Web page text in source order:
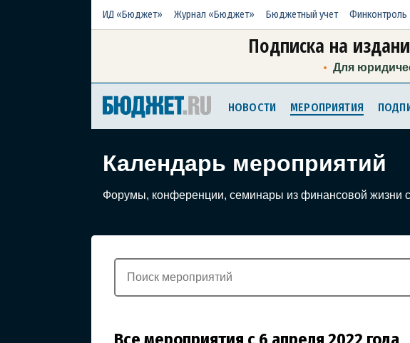
ИД «Бюджет» Журнал «Бюджет» Бюджетный учет Финконтроль
Подписка на
Для
НОВОСТИ МЕРОПРИЯТИЯ
Календарь мероприятий
Форумы, конференции, семинары из финансовой жизни